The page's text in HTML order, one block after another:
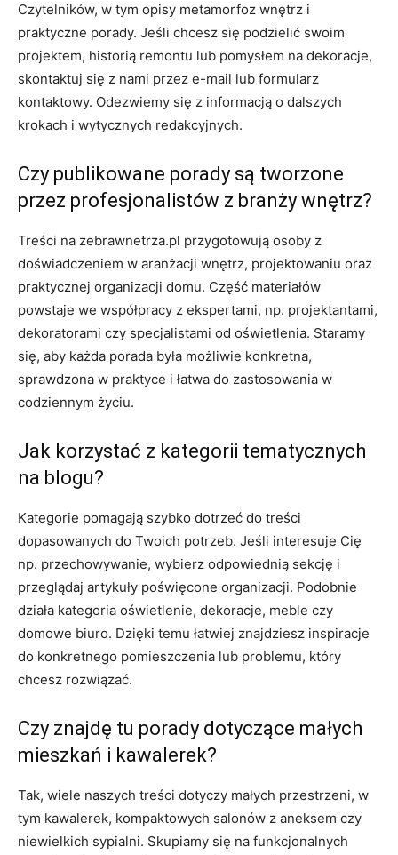
Czytelników, w tym opisy metamorfoz wnętrz i
praktyczne porady. Jeśli chcesz się podzielić swoim
projektem, historią remontu lub pomysłem na dekoracje,
skontaktuj się z nami przez e-mail lub formularz
kontaktowy. Odezwiemy się z informacją o dalszych
krokach i wytycznych redakcyjnych.
Czy publikowane porady są tworzone
przez profesjonalistów z branży wnętrz?
Treści na zebrawnetrza.pl przygotowują osoby z
doświadczeniem w aranżacji wnętrz, projektowaniu oraz
praktycznej organizacji domu. Część materiałów
powstaje we współpracy z ekspertami, np. projektantami,
dekoratorami czy specjalistami od oświetlenia. Staramy
się, aby każda porada była możliwie konkretna,
sprawdzona w praktyce i łatwa do zastosowania w
codziennym życiu.
Jak korzystać z kategorii tematycznych
na blogu?
Kategorie pomagają szybko dotrzeć do treści
dopasowanych do Twoich potrzeb. Jeśli interesuje Cię
np. przechowywanie, wybierz odpowiednią sekcję i
przeglądaj artykuły poświęcone organizacji. Podobnie
działa kategoria oświetlenie, dekoracje, meble czy
domowe biuro. Dzięki temu łatwiej znajdziesz inspiracje
do konkretnego pomieszczenia lub problemu, który
chcesz rozwiązać.
Czy znajdę tu porady dotyczące małych
mieszkań i kawalerek?
Tak, wiele naszych treści dotyczy małych przestrzeni, w
tym kawalerek, kompaktowych salonów z aneksem czy
niewielkich sypialni. Skupiamy się na funkcjonalnych